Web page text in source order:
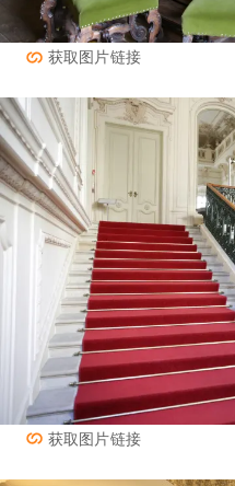
获取图片链接
获取图片链接